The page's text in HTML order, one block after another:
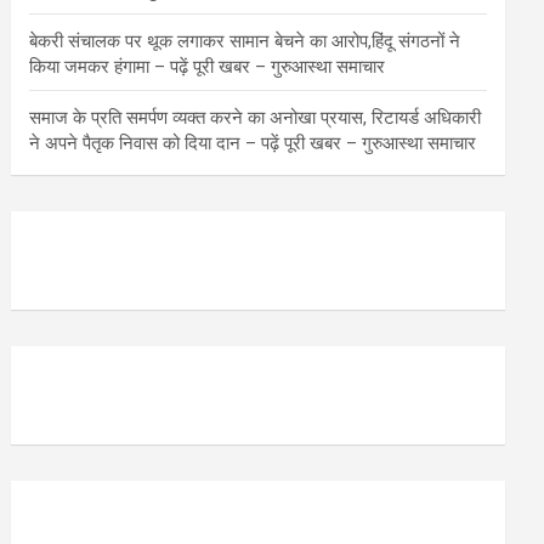
बेकरी संचालक पर थूक लगाकर सामान बेचने का आरोप,हिंदू संगठनों ने
किया जमकर हंगामा – पढ़ें पूरी खबर – गुरुआस्था समाचार
समाज के प्रति समर्पण व्यक्त करने का अनोखा प्रयास, रिटायर्ड अधिकारी
ने अपने पैतृक निवास को दिया दान – पढ़ें पूरी खबर – गुरुआस्था समाचार